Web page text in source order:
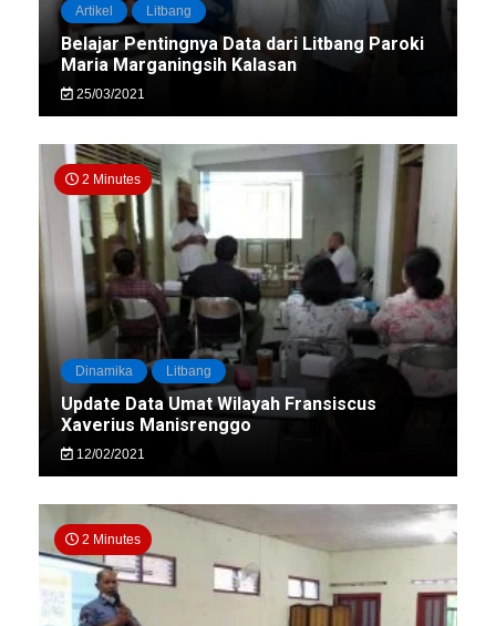
Artikel Litbang
Belajar Pentingnya Data dari Litbang Paroki
Maria Marganingsih Kalasan
25/03/2021
2 Minutes
Dinamika Litbang
Update Data Umat Wilayah Fransiscus
Xaverius Manisrenggo
12/02/2021
2 Minutes